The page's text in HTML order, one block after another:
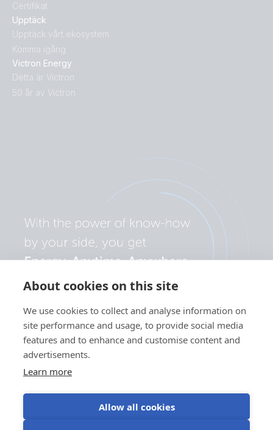
About cookies on this site
We use cookies to collect and analyse information on
site performance and usage, to provide social media
features and to enhance and customise content and
advertisements.
Learn more
Allow all cookies
Upptäck
Upptäck vårt ekosystem
Komma igång
Victron Energy
Detta är Victron
50 år av Victron
Certifikat
Sekretesspolicy Användningsvillkor